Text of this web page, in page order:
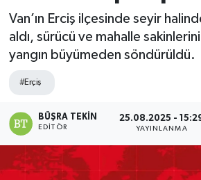
Van’ın Erciş ilçesinde seyir
aldı, sürücü ve mahalle
yangın büyümeden söndürüldü.
#Erçiş
BÜŞRA TEKIN
EDITÖR
25.08.2025 -
YAYINLANMA
Son Dakika Haberleri